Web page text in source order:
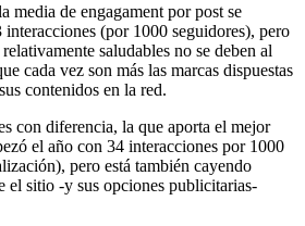
media de engagament por post se
(por 1000 seguidores), pero
saludables no se deben al
cada vez son más las marcas dispuestas
contenidos en la red.
con diferencia, la que aporta el mejor
el año con 34 interacciones por 1000
pero está también cayendo
el sitio -y sus opciones publicitarias-